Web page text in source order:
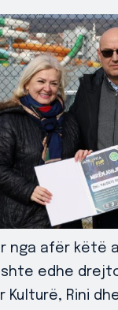
nga afër këtë
edhe
Kulturë, Rini